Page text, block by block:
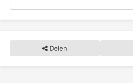
Delen